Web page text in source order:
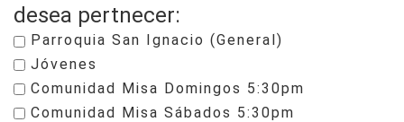
desea pertnecer:
Parroquia San Ignacio (General)
Jóvenes
Comunidad Misa Domingos 5:30pm
Comunidad Misa Sábados 5:30pm